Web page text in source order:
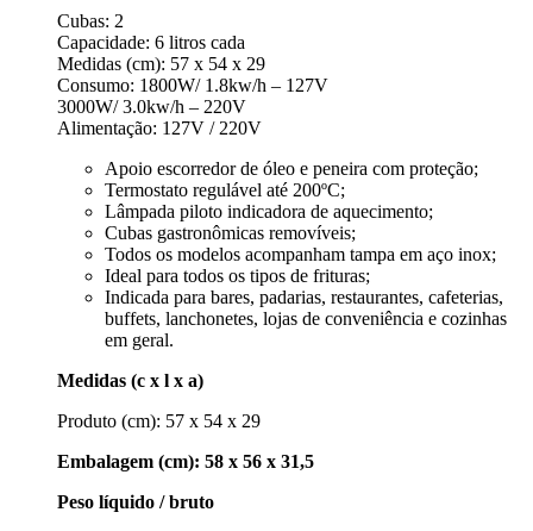
Cubas: 2
Capacidade: 6 litros cada
Medidas (cm): 57 x 54 x 29
Consumo: 1800W/ 1.8kw/h – 127V
3000W/ 3.0kw/h – 220V
Alimentação: 127V / 220V
Apoio escorredor de óleo e peneira com proteção;
Termostato regulável até 200ºC;
Lâmpada piloto indicadora de aquecimento;
Cubas gastronômicas removíveis;
Todos os modelos acompanham tampa em aço inox;
Ideal para todos os tipos de frituras;
Indicada para bares, padarias, restaurantes, cafeterias,
buffets, lanchonetes, lojas de conveniência e cozinhas
em geral.
Medidas (c x l x a)
Produto (cm): 57 x 54 x 29
Embalagem (cm): 58 x 56 x 31,5
Peso líquido / bruto